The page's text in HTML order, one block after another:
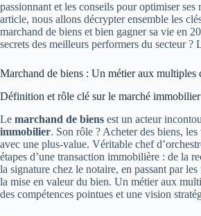
passionnant et les conseils pour optimiser ses
article, nous allons décrypter ensemble les
marchand de biens et bien gagner sa vie en
secrets des meilleurs performers du secteur ?
Marchand de biens : Un métier aux multiples
Définition et rôle clé sur le marché immobilier
Le marchand de biens est un acteur
immobilier. Son rôle ? Acheter des biens,
avec une plus-value. Véritable chef
étapes d’une transaction immobilière : de la
la signature chez le notaire, en passant par
la mise en valeur du bien. Un métier aux
des compétences pointues et une vision